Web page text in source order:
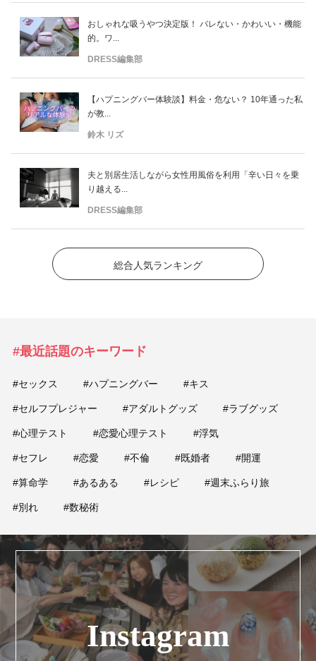
おしゃれな吸うやつ決定版！ バレない・かわいい・機能
的。ワ...
DRESS編集部
【ハプニングバー体験談】料金・危ない？ 10年通った私
が教...
鈴木 リズ
夫と別居生活しながら女性用風俗を利用「辛い日々を乗
り越える...
DRESS編集部
総合人気ランキング
#最近話題のキーワード
#セックス #ハプニングバー #キス
#セルフプレジャー #アダルトグッズ #ラブグッズ
#心理テスト #恋愛心理テスト #浮気
#セフレ #恋愛 #不倫 #既婚者 #開運
#算命学 #あるある #レシピ #週末ふらり旅
#別れ #数秘術
Instagram